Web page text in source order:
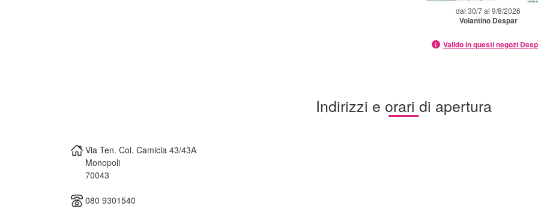
dal 30/7 al 9/8/2026
Volantino Despar
Valido in questi negozi
Indirizzi e orari di apertura
Via Ten. Col. Camicia 43/43A
Monopoli
70043
080 9301540